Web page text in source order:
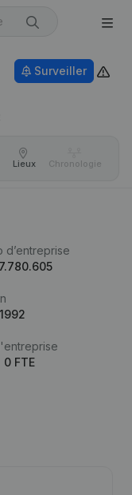
Surveiller
Lieux Chronologie
d’entreprise
0 FTE